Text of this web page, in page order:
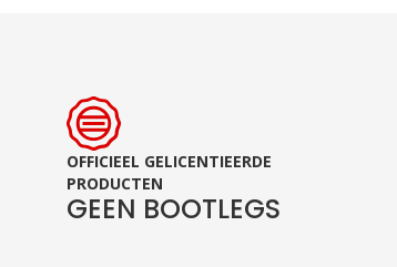
OFFICIEEL GELICENTIEERDE
PRODUCTEN
GEEN BOOTLEGS